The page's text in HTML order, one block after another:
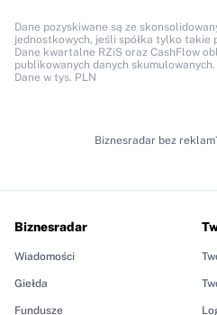
Dane pozyskiwane są ze
jednostkowych, jeśli spółka tylko takie
Dane kwartalne RZiS oraz CashFlow
publikowanych danych skumulowanych.
Dane w tys. PLN
Biznesradar bez
Biznesradar
Wiadomości
Giełda
Fundusze